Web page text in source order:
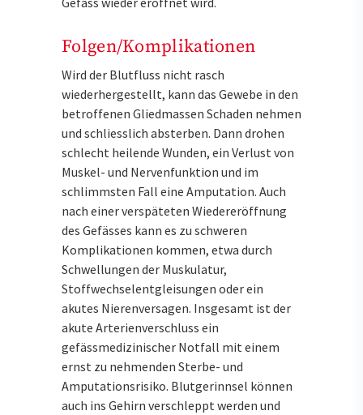
Folgen/Komplikationen
Wird der Blutfluss nicht rasch
wiederhergestellt, kann das Gewebe in den
betroffenen Gliedmassen Schaden nehmen
und schliesslich absterben. Dann drohen
schlecht heilende Wunden, ein Verlust von
Muskel- und Nervenfunktion und im
schlimmsten Fall eine Amputation. Auch
nach einer verspäteten Wiedereröffnung
des Gefässes kann es zu schweren
Komplikationen kommen, etwa durch
Schwellungen der Muskulatur,
Stoffwechselentgleisungen oder ein
akutes Nierenversagen. Insgesamt ist der
akute Arterienverschluss ein
gefässmedizinischer Notfall mit einem
ernst zu nehmenden Sterbe- und
Amputationsrisiko. Blutgerinnsel können
auch ins Gehirn verschleppt werden und